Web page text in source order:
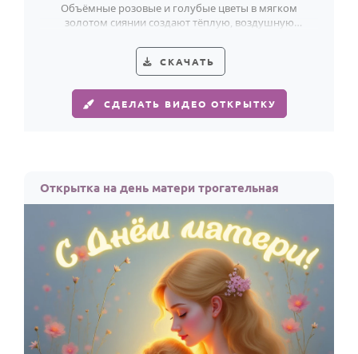
Объёмные розовые и голубые цветы в мягком
золотом сиянии создают тёплую, воздушную
СКАЧАТЬ
СДЕЛАТЬ ВИДЕО ОТКРЫТКУ
Открытка на день матери трогательная